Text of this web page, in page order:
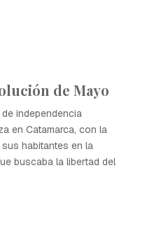
de Mayo
independencia
en Catamarca, con la
habitantes en la
buscaba la libertad del